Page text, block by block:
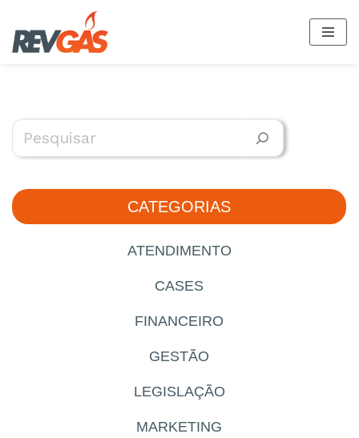
Pular
CATEGORIAS
ATENDIMENTO
CASES
FINANCEIRO
GESTÃO
LEGISLAÇÃO
MARKETING